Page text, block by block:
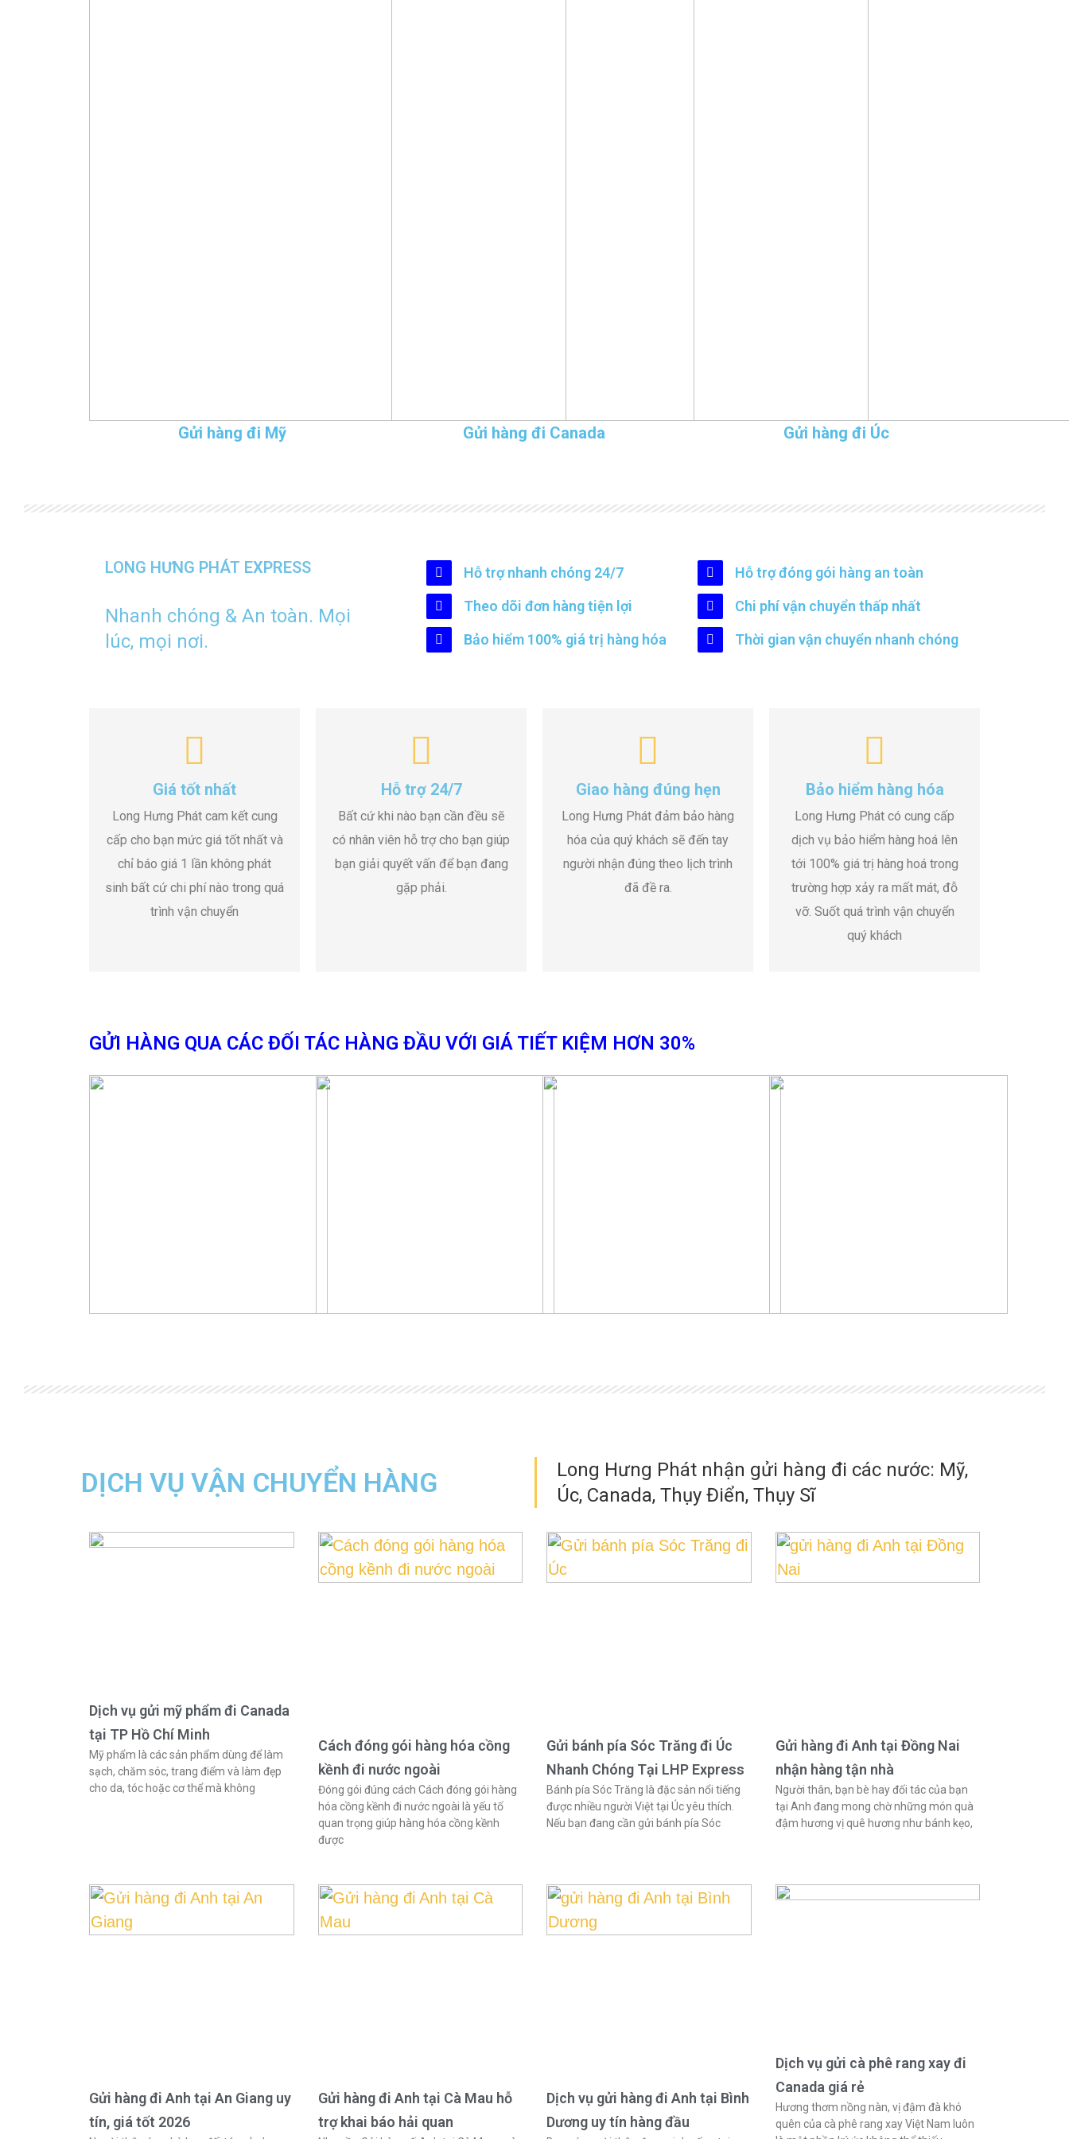
Gửi hàng đi Mỹ Gửi hàng đi Canada Gửi hàng đi Úc
LONG HƯNG PHÁT EXPRESS
Nhanh chóng & An toàn. Mọi
lúc, mọi nơi.
Hỗ trợ nhanh chóng 24/7
Hỗ trợ đóng gói hàng an toàn
Theo dõi đơn hàng tiện lợi
Chi phí vận chuyển thấp nhất
Bảo hiểm 100% giá trị hàng hóa
Thời gian vận chuyển nhanh chóng
Giá tốt nhất
Long Hưng Phát cam kết cung
cấp cho bạn mức giá tốt nhất và
chỉ báo giá 1 lần không phát
sinh bất cứ chi phí nào trong quá
trình vận chuyển
Hỗ trợ 24/7
Bất cứ khi nào bạn cần đều sẽ
có nhân viên hỗ trợ cho bạn giúp
bạn giải quyết vấn để bạn đang
gặp phải.
Giao hàng đúng hẹn
Long Hưng Phát đảm bảo hàng
hóa của quý khách sẽ đến tay
người nhận đúng theo lịch trình
đã đề ra.
Bảo hiểm hàng hóa
Long Hưng Phát có cung cấp
dịch vụ bảo hiểm hàng hoá lên
tới 100% giá trị hàng hoá trong
trường hợp xảy ra mất mát, đỗ
vỡ. Suốt quá trình vận chuyển
quý khách
GỬI HÀNG QUA CÁC ĐỐI TÁC HÀNG ĐẦU VỚI GIÁ TIẾT KIỆM HƠN 30%
DỊCH VỤ VẬN CHUYỂN HÀNG
Long Hưng Phát nhận gửi hàng đi các nước: Mỹ,
Úc, Canada, Thụy Điển, Thụy Sĩ
Dịch vụ gửi mỹ phẩm đi Canada
tại TP Hồ Chí Minh
Mỹ phẩm là các sản phẩm dùng để làm
sạch, chăm sóc, trang điểm và làm đẹp
cho da, tóc hoặc cơ thể mà không
Cách đóng gói hàng hóa cồng
kềnh đi nước ngoài
Đóng gói đúng cách Cách đóng gói hàng
hóa cồng kềnh đi nước ngoài là yếu tố
quan trọng giúp hàng hóa cồng kềnh
được
Gửi bánh pía Sóc Trăng đi Úc
Nhanh Chóng Tại LHP Express
Bánh pía Sóc Trăng là đặc sản nổi tiếng
được nhiều người Việt tại Úc yêu thích.
Nếu bạn đang cần gửi bánh pía Sóc
Gửi hàng đi Anh tại Đồng Nai
nhận hàng tận nhà
Người thân, bạn bè hay đối tác của bạn
tại Anh đang mong chờ những món quà
đậm hương vị quê hương như bánh kẹo,
Gửi hàng đi Anh tại An Giang uy
tín, giá tốt 2026
Gửi hàng đi Anh tại Cà Mau hỗ
trợ khai báo hải quan
Dịch vụ gửi hàng đi Anh tại Bình
Dương uy tín hàng đầu
Dịch vụ gửi cà phê rang xay đi
Canada giá rẻ
Hương thơm nồng nàn, vị đậm đà khó
quên của cà phê rang xay Việt Nam luôn